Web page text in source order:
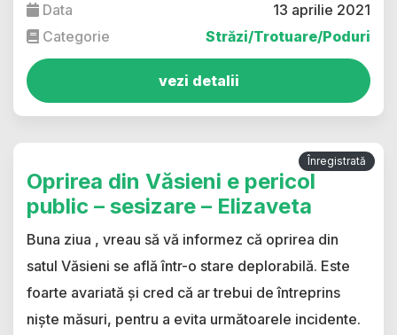
Data
13 aprilie 2021
Categorie
Străzi/Trotuare/Poduri
vezi detalii
Înregistrată
Oprirea din Văsieni e pericol
public – sesizare – Elizaveta
Buna ziua , vreau să vă informez că oprirea din
satul Văsieni se află într-o stare deplorabilă. Este
foarte avariată și cred că ar trebui de întreprins
niște măsuri, pentru a evita următoarele incidente.